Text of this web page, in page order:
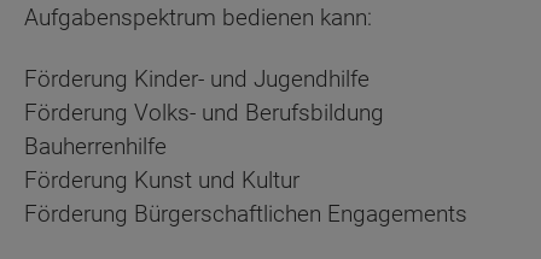
Aufgabenspektrum bedienen kann:
Förderung Kinder- und Jugendhilfe
Förderung Volks- und Berufsbildung
Bauherrenhilfe
Förderung Kunst und Kultur
Förderung Bürgerschaftlichen Engagements